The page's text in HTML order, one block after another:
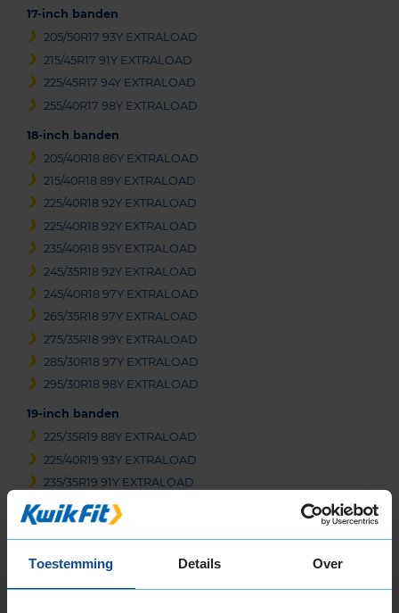
Toestemming Details Over
17-inch banden
205/50R17 93Y EXTRALOAD
215/45R17 91Y EXTRALOAD
225/45R17 94Y EXTRALOAD
255/40R17 98Y EXTRALOAD
18-inch banden
205/40R18 86Y EXTRALOAD
215/40R18 89Y EXTRALOAD
225/40R18 92Y EXTRALOAD
225/40R18 92Y EXTRALOAD
235/40R18 95Y EXTRALOAD
245/35R18 92Y EXTRALOAD
245/40R18 97Y EXTRALOAD
265/35R18 97Y EXTRALOAD
275/35R18 99Y EXTRALOAD
285/30R18 97Y EXTRALOAD
295/30R18 98Y EXTRALOAD
19-inch banden
225/35R19 88Y EXTRALOAD
225/40R19 93Y EXTRALOAD
235/35R19 91Y EXTRALOAD
235/35R19 91Y EXTRALOAD
235/35R19 91Y EXTRALOAD
235/40R19 96Y EXTRALOAD